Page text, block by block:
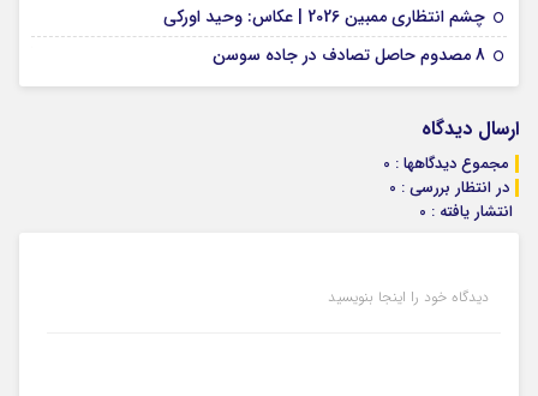
چشم انتظاری ممبین 2026 | عکاس: وحید اورکی
8 مصدوم حاصل تصادف در جاده سوسن
ارسال دیدگاه
مجموع دیدگاهها : 0
در انتظار بررسی : 0
انتشار یافته : 0
دیدگاه خود را اینجا بنویسید